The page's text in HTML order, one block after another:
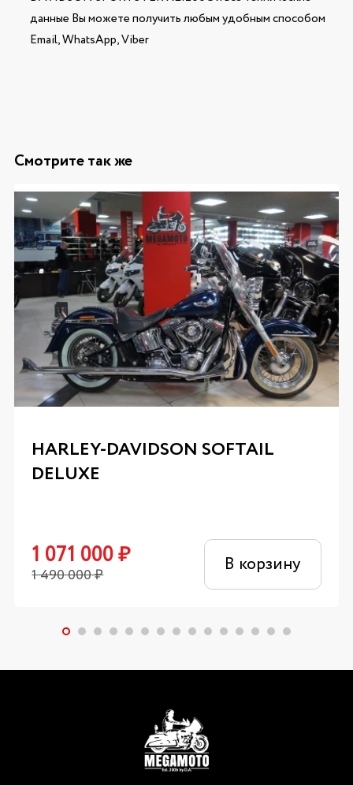
данные Вы можете получить любым удобным способом
Email, WhatsApp, Viber
Смотрите так же
HARLEY-DAVIDSON SOFTAIL
DELUXE
1 071 000₽
1 490 000₽ В корзину